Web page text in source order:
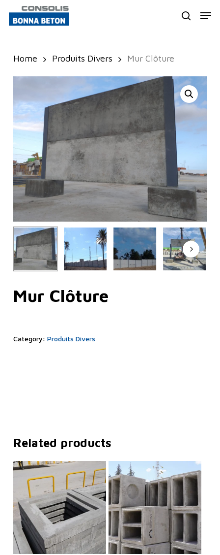
search
Home Produits Divers Mur Clôture
Mur Clôture
Category: Produits Divers
Related products